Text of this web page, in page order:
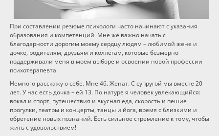
Контакты
При составлении резюме психологи часто начинают с указания
образования и компетенций. Мне же важно начать с
благодарности дорогим моему сердцу людям – любимой жене и
дочке, родителям, друзьям и коллегам, которые безмерно
поддерживали меня в моем выборе и освоении новой профессии
психотерапевта.
Немного расскажу о себе. Мне 46. Женат. С супругой мы вместе 20
лет. У нас есть дочка – ей 13. По натуре я человек увлекающийся:
вокал и спорт, путешествия и вкусная еда, скорость и пешие
прогулки, театры и концерты, танцы и йога, время с близкими и
обретение новых познаний. Есть сильное стремление к тому, чтобы
жить с удовольствием!